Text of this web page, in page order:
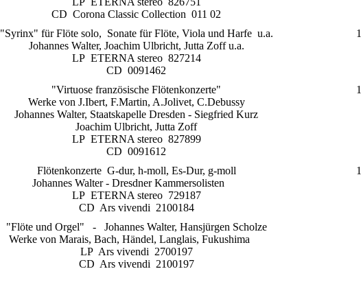
CD Corona Classic Collection 011 02
"Syrinx" für Flöte solo, Sonate für Flöte, Viola und Harfe u.a.
Johannes Walter, Joachim Ulbricht, Jutta Zoff u.a.
LP ETERNA stereo 827214
CD 0091462
"Virtuose französische Flötenkonzerte"
Werke von J.Ibert, F.Martin, A.Jolivet, C.Debussy
Johannes Walter, Staatskapelle Dresden - Siegfried Kurz
Joachim Ulbricht, Jutta Zoff
LP ETERNA stereo 827899
CD 0091612
Flötenkonzerte G-dur, h-moll, Es-Dur, g-moll
Johannes Walter - Dresdner Kammersolisten
LP ETERNA stereo 729187
CD Ars vivendi 2100184
"Flöte und Orgel" - Johannes Walter, Hansjürgen Scholze
Werke von Marais, Bach, Händel, Langlais, Fukushima
LP Ars vivendi 2700197
CD Ars vivendi 2100197